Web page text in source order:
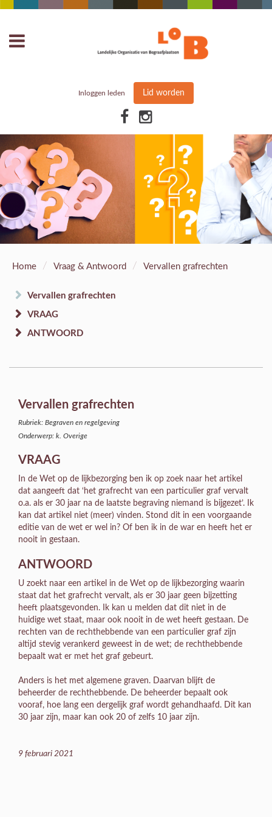
Inloggen leden Lid worden
Home / Vraag & Antwoord / Vervallen grafrechten
Vervallen grafrechten
VRAAG
ANTWOORD
Vervallen grafrechten
Rubriek: Begraven en regelgeving
Onderwerp: k. Overige
VRAAG
In de Wet op de lijkbezorging ben ik op zoek naar het artikel
dat aangeeft dat ‘het grafrecht van een particulier graf vervalt
o.a. als er 30 jaar na de laatste begraving niemand is bijgezet’. Ik
kan dat artikel niet (meer) vinden. Stond dit in een voorgaande
editie van de wet er wel in? Of ben ik in de war en heeft het er
nooit in gestaan.
ANTWOORD
U zoekt naar een artikel in de Wet op de lijkbezorging waarin
staat dat het grafrecht vervalt, als er 30 jaar geen bijzetting
heeft plaatsgevonden. Ik kan u melden dat dit niet in de
huidige wet staat, maar ook nooit in de wet heeft gestaan. De
rechten van de rechthebbende van een particulier graf zijn
altijd stevig verankerd geweest in de wet; de rechthebbende
bepaalt wat er met het graf gebeurt.
Anders is het met algemene graven. Daarvan blijft de
beheerder de rechthebbende. De beheerder bepaalt ook
vooraf, hoe lang een dergelijk graf wordt gehandhaafd. Dit kan
30 jaar zijn, maar kan ook 20 of zelfs 10 jaar zijn.
9 februari 2021